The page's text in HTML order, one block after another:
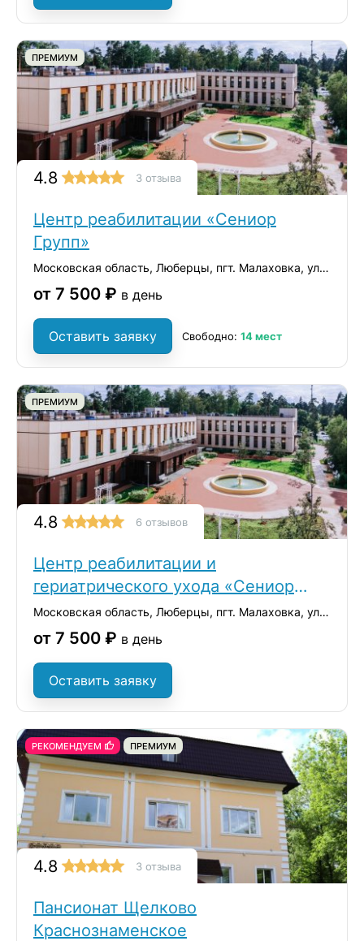
ПРЕМИУМ
4.8 3 отзыва
Центр реабилитации «Сениор
Групп»
Московская область, Люберцы, пгт. Малаховка, ул. Константинова, 42А
от 7 500 ₽ в день
Оставить заявку Свободно: 14 мест
ПРЕМИУМ
4.8 6 отзывов
Центр реабилитации и
гериатрического ухода «Сениор
Групп»
Московская область, Люберцы, пгт. Малаховка, ул. Константинова, 42А
от 7 500 ₽ в день
Оставить заявку
РЕКОМЕНДУЕМ ПРЕМИУМ
4.8 3 отзыва
Пансионат Щелково
Краснознаменское